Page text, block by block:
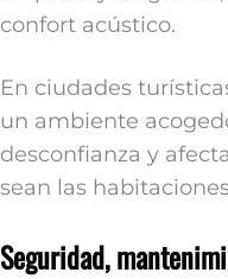
confort acústico.
En ciudades
un ambiente
desconfianza y
sean las
Seguridad,